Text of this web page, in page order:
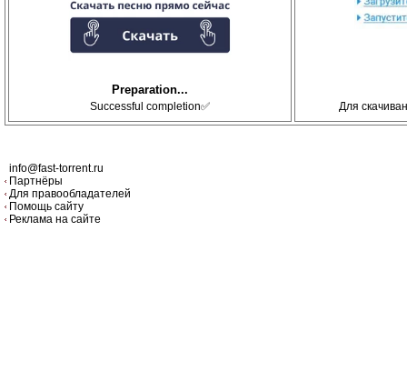
Preparation...
Successful completion✅ Для
info@fast-torrent.ru
Партнёры
Для правообладателей
Помощь сайту
Реклама на сайте